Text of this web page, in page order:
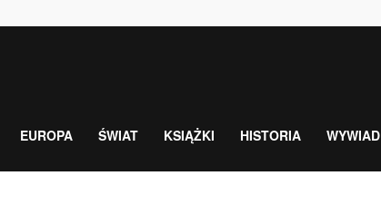
EUROPA ŚWIAT KSIĄŻKI HISTORIA WYWIAD